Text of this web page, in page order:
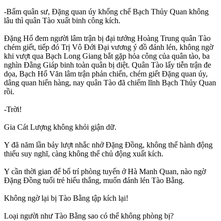
-Bẩm quân sư, Đặng quan úy khống chế Bạch Thủy Quan không
lâu thì quân Tào xuất binh công kích.
Đặng Hổ đem người lâm trận bị đại tướng Hoàng Trung quân Tào
chém giết, tiếp đó Trị Vô Đới Đại vương ý đồ đánh lén, không ngờ
khi vượt qua Bạch Long Giang bắt gặp hỏa công của quân tào, ba
nghìn Đằng Giáp binh toàn quân bị diệt. Quân Tào lấy tiễn trận đe
dọa, Bạch Hổ Văn lâm trận phản chiến, chém giết Đặng quan úy,
dâng quan hiến hàng, nay quân Tào đã chiếm lĩnh Bạch Thủy Quan
rồi.
-Trời!
Gia Cát Lượng không khỏi giận dữ.
Y đã năm lần bảy lượt nhắc nhở Đặng Đồng, không thể hành động
thiếu suy nghĩ, càng không thể chủ động xuất kích.
Y cần thời gian để bố trí phòng tuyến ở Hà Manh Quan, nào ngờ
Đặng Đồng tuổi trẻ hiếu thắng, muốn đánh lén Tào Bằng.
Không ngờ lại bị Tào Bằng tập kích lại!
Loại người như Tào Bằng sao có thể không phòng bị?